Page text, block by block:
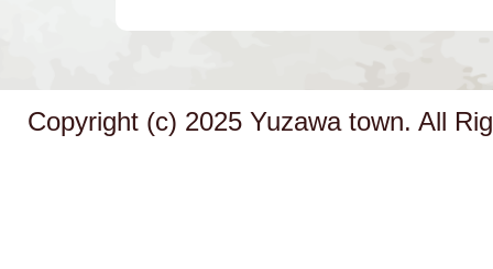
Copyright (c) 2025 Yuzawa town. All